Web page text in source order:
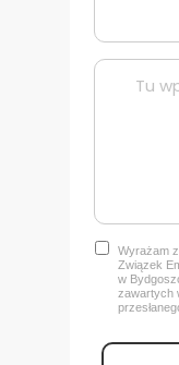
Wyrażam
Związek
w
zawartych